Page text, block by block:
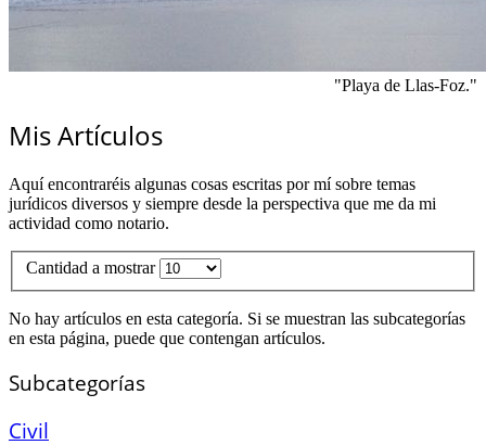
"Playa de Llas-Foz."
Mis Artículos
Aquí encontraréis algunas cosas escritas por mí sobre temas
jurídicos diversos y siempre desde la perspectiva que me da mi
actividad como notario.
Cantidad a mostrar
No hay artículos en esta categoría. Si se muestran las subcategorías
en esta página, puede que contengan artículos.
Subcategorías
Civil